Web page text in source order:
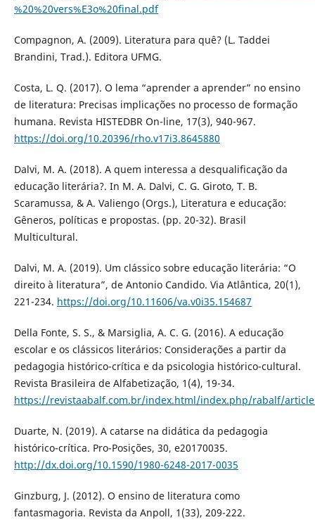
%20%20vers%E3o%20final.pdf
Compagnon, A. (2009). Literatura para quê? (L. Taddei
Brandini, Trad.). Editora UFMG.
Costa, L. Q. (2017). O lema “aprender a aprender” no ensino
de literatura: Precisas implicações no processo de formação
humana. Revista HISTEDBR On-line, 17(3), 940-967.
https://doi.org/10.20396/rho.v17i3.8645880
Dalvi, M. A. (2018). A quem interessa a desqualificação da
educação literária?. In M. A. Dalvi, C. G. Giroto, T. B.
Scaramussa, & A. Valiengo (Orgs.), Literatura e educação:
Gêneros, políticas e propostas. (pp. 20-32). Brasil
Multicultural.
Dalvi, M. A. (2019). Um clássico sobre educação literária: “O
direito à literatura”, de Antonio Candido. Via Atlântica, 20(1),
221-234. https://doi.org/10.11606/va.v0i35.154687
Della Fonte, S. S., & Marsiglia, A. C. G. (2016). A educação
escolar e os clássicos literários: Considerações a partir da
pedagogia histórico-crítica e da psicologia histórico-cultural.
Revista Brasileira de Alfabetização, 1(4), 19-34.
https://revistaabalf.com.br/index.html/index.php/rabalf/
Duarte, N. (2019). A catarse na didática da pedagogia
histórico-crítica. Pro-Posições, 30, e20170035.
http://dx.doi.org/10.1590/1980-6248-2017-0035
Ginzburg, J. (2012). O ensino de literatura como
fantasmagoria. Revista da Anpoll, 1(33), 209-222.